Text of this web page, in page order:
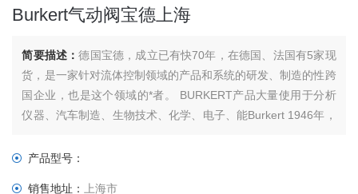
Burkert气动阀宝德上海
简要描述：德国宝德，成立已有快70年，在德国、法国有5家现
货，是一家针对流体控制领域的产品和系统的研发、制造的性跨
国企业，也是这个领域的*者。 BURKERT产品大量使用于分析
仪器、汽车制造、生物技术、化学、电子、能Burkert 1946年，
产品型号：
销售地址：上海市